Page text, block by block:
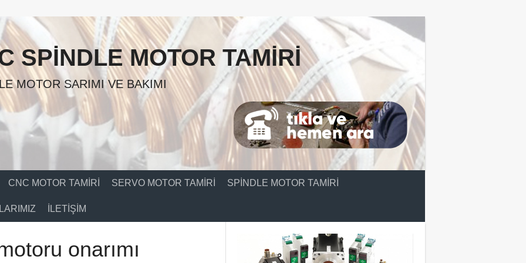
SPINDLE MOTOR TAMIRI
MOTOR SARIMI VE BAKIMI
CNC MOTOR TAMIRI SERVO MOTOR TAMIRI SPINDLE MOTOR TAMIRI
İLETIŞIM
onarımı